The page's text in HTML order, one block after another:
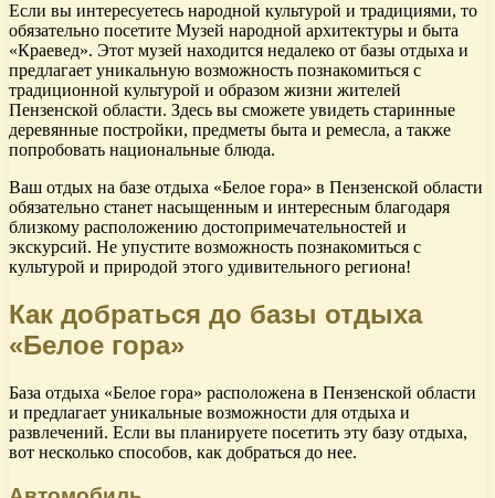
Если вы интересуетесь народной культурой и традициями, то
обязательно посетите Музей народной архитектуры и быта
«Краевед». Этот музей находится недалеко от базы отдыха и
предлагает уникальную возможность познакомиться с
традиционной культурой и образом жизни жителей
Пензенской области. Здесь вы сможете увидеть старинные
деревянные постройки, предметы быта и ремесла, а также
попробовать национальные блюда.
Ваш отдых на базе отдыха «Белое гора» в Пензенской области
обязательно станет насыщенным и интересным благодаря
близкому расположению достопримечательностей и
экскурсий. Не упустите возможность познакомиться с
культурой и природой этого удивительного региона!
Как добраться до базы отдыха
«Белое гора»
База отдыха «Белое гора» расположена в Пензенской области
и предлагает уникальные возможности для отдыха и
развлечений. Если вы планируете посетить эту базу отдыха,
вот несколько способов, как добраться до нее.